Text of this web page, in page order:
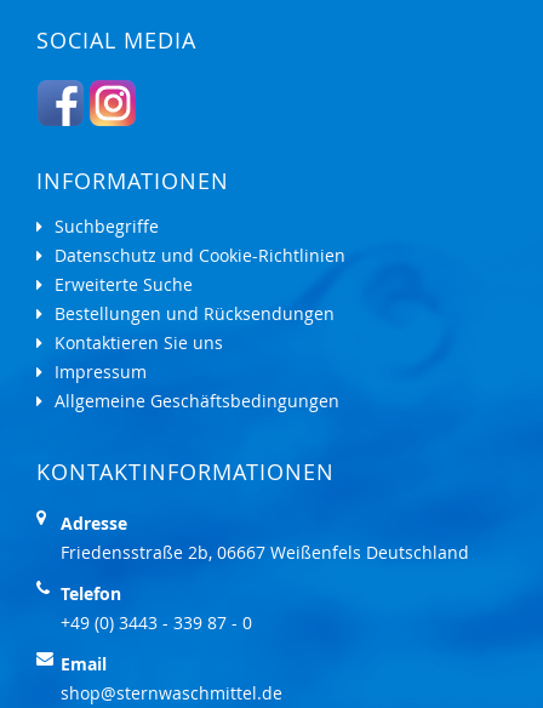
SOCIAL MEDIA
INFORMATIONEN
Suchbegriffe
Datenschutz und Cookie-Richtlinien
Erweiterte Suche
Bestellungen und Rücksendungen
Kontaktieren Sie uns
Impressum
Allgemeine Geschäftsbedingungen
KONTAKTINFORMATIONEN
Adresse
Friedensstraße 2b, 06667 Weißenfels Deutschland
Telefon
+49 (0) 3443 - 339 87 - 0
Email
shop@sternwaschmittel.de